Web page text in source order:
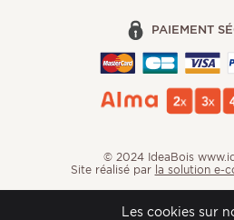
PAIEMENT
© 2024 IdeaBois
Site réalisé par la solution e-
Les cookies sur